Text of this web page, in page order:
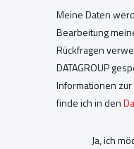
Meine Daten
Bearbeitung
Rückfragen
DATAGROUP
Informationen
finde ich in den
Ja, ich